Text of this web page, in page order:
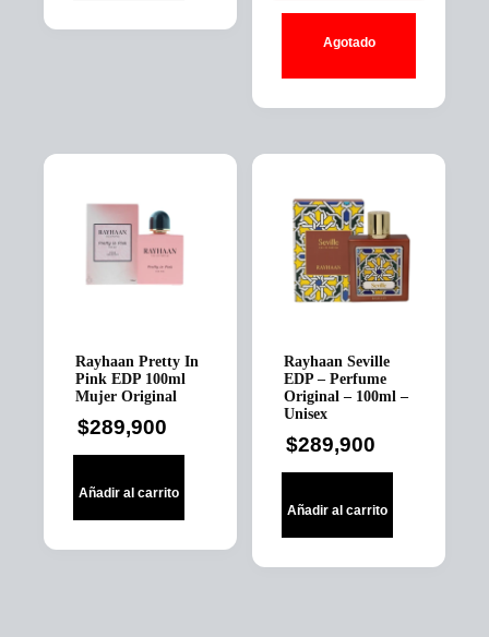
Agotado
Rayhaan Pretty In
Pink EDP 100ml
Mujer Original
$289,900
Añadir al carrito
Rayhaan Seville
EDP – Perfume
Original – 100ml –
Unisex
$289,900
Añadir al carrito